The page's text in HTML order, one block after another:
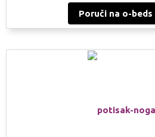
Poruči na o-